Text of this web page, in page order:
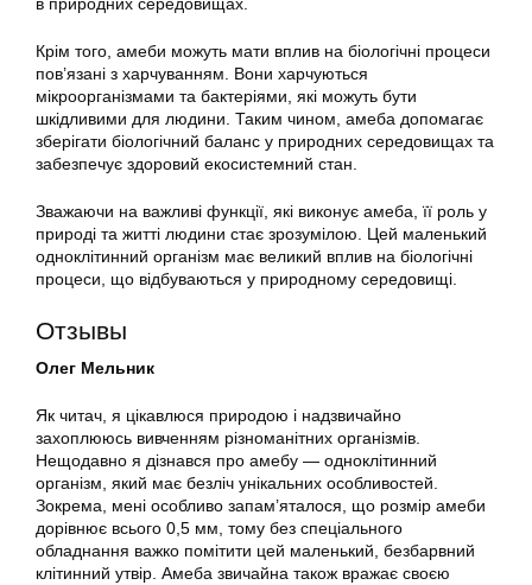
в природних середовищах.
Крім того, амеби можуть мати вплив на біологічні процеси
пов’язані з харчуванням. Вони харчуються
мікроорганізмами та бактеріями, які можуть бути
шкідливими для людини. Таким чином, амеба допомагає
зберігати біологічний баланс у природних середовищах та
забезпечує здоровий екосистемний стан.
Зважаючи на важливі функції, які виконує амеба, її роль у
природі та житті людини стає зрозумілою. Цей маленький
одноклітинний організм має великий вплив на біологічні
процеси, що відбуваються у природному середовищі.
Отзывы
Олег Мельник
Як читач, я цікавлюся природою і надзвичайно
захоплююсь вивченням різноманітних організмів.
Нещодавно я дізнався про амебу — одноклітинний
організм, який має безліч унікальних особливостей.
Зокрема, мені особливо запам’яталося, що розмір амеби
дорівнює всього 0,5 мм, тому без спеціального
обладнання важко помітити цей маленький, безбарвний
клітинний утвір. Амеба звичайна також вражає своєю